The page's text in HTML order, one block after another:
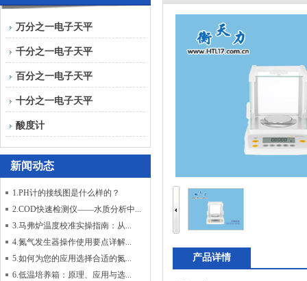
万分之一电子天平
千分之一电子天平
百分之一电子天平
十分之一电子天平
酸度计
新闻动态
1.PH计的接线图是什么样的？
2.COD快速检测仪——水质分析中...
3.马弗炉温度校准实操指南：从...
4.氮气发生器操作使用要点详解...
5.如何为您的应用选择合适的氮...
6.低温培养箱：原理、应用与选...
产品详情